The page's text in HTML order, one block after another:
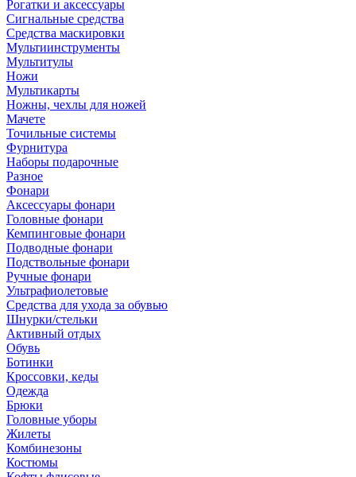
Рогатки и аксессуары
Сигнальные средства
Средства маскировки
Мультиинструменты
Мультитулы
Ножи
Мультикарты
Ножны, чехлы для ножей
Мачете
Точильные системы
Фурнитура
Наборы подарочные
Разное
Фонари
Аксессуары фонари
Головные фонари
Кемпинговые фонари
Подводные фонари
Подствольные фонари
Ручные фонари
Ультрафиолетовые
Средства для ухода за обувью
Шнурки/стельки
Активный отдых
Обувь
Ботинки
Кроссовки, кеды
Одежда
Брюки
Головные уборы
Жилеты
Комбинезоны
Костюмы